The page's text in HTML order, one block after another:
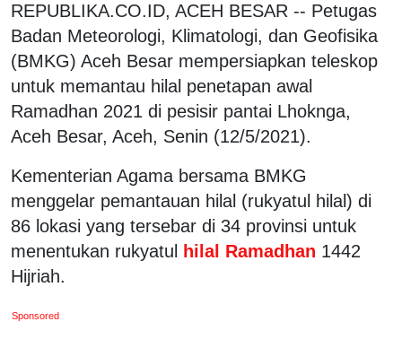
REPUBLIKA.CO.ID, ACEH BESAR -- Petugas
Badan Meteorologi, Klimatologi, dan Geofisika
(BMKG) Aceh Besar mempersiapkan teleskop
untuk memantau hilal penetapan awal
Ramadhan 2021 di pesisir pantai Lhoknga,
Aceh Besar, Aceh, Senin (12/5/2021).
Kementerian Agama bersama BMKG
menggelar pemantauan hilal (rukyatul hilal) di
86 lokasi yang tersebar di 34 provinsi untuk
menentukan rukyatul
hilal Ramadhan 1442
Hijriah.
Sponsored